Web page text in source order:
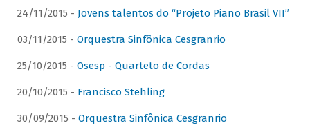
24/11/2015 - Jovens talentos do “Projeto Piano Brasil VII”
03/11/2015 - Orquestra Sinfônica Cesgranrio
25/10/2015 - Osesp - Quarteto de Cordas
20/10/2015 - Francisco Stehling
30/09/2015 - Orquestra Sinfônica Cesgranrio